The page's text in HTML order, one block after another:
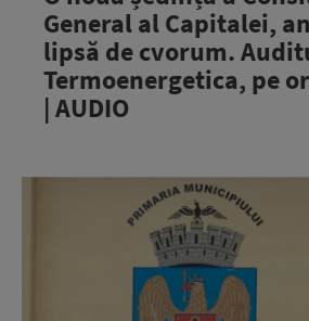
General al Capitalei,
lipsă de cvorum.
Termoenergetica, pe
| AUDIO